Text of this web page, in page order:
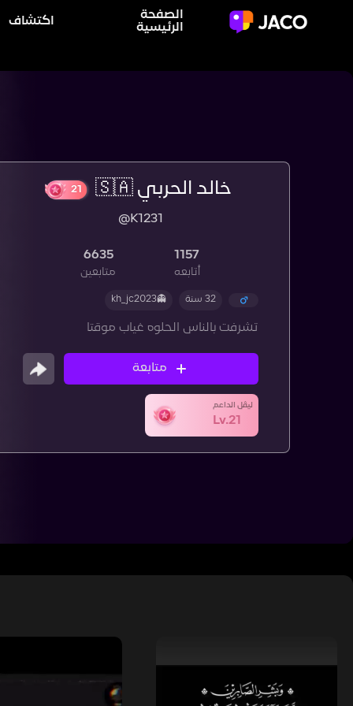
الصفحة
الرئيسية
اكتشاف
خالد الحربي 🇸🇦
@K1231
1157
أتابعه
6635
متابعين
32 سنة 👻kh_jc2023
تشرفت بالناس الحلوه غياب موقتا
متابعة
ليڤل الداعم
Lv.21